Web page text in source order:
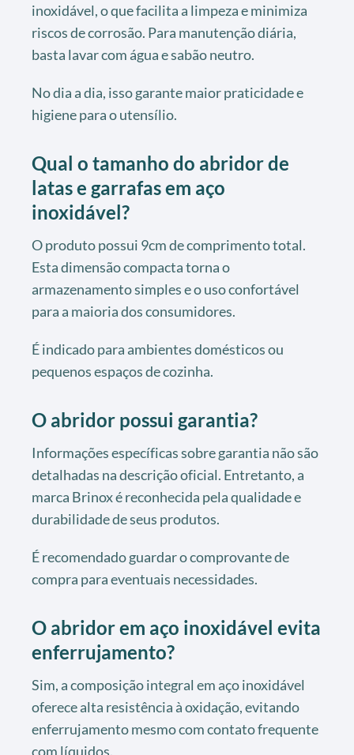
inoxidável, o que facilita a limpeza e minimiza
riscos de corrosão. Para manutenção diária,
basta lavar com água e sabão neutro.
No dia a dia, isso garante maior praticidade e
higiene para o utensílio.
Qual o tamanho do abridor de
latas e garrafas em aço
inoxidável?
O produto possui 9cm de comprimento total.
Esta dimensão compacta torna o
armazenamento simples e o uso confortável
para a maioria dos consumidores.
É indicado para ambientes domésticos ou
pequenos espaços de cozinha.
O abridor possui garantia?
Informações específicas sobre garantia não são
detalhadas na descrição oficial. Entretanto, a
marca Brinox é reconhecida pela qualidade e
durabilidade de seus produtos.
É recomendado guardar o comprovante de
compra para eventuais necessidades.
O abridor em aço inoxidável evita
enferrujamento?
Sim, a composição integral em aço inoxidável
oferece alta resistência à oxidação, evitando
enferrujamento mesmo com contato frequente
com líquidos.